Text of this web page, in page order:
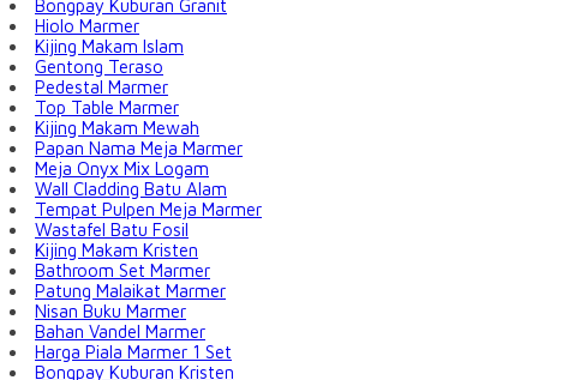
Bongpay Kuburan Granit
Hiolo Marmer
Kijing Makam Islam
Gentong Teraso
Pedestal Marmer
Top Table Marmer
Kijing Makam Mewah
Papan Nama Meja Marmer
Meja Onyx Mix Logam
Wall Cladding Batu Alam
Tempat Pulpen Meja Marmer
Wastafel Batu Fosil
Kijing Makam Kristen
Bathroom Set Marmer
Patung Malaikat Marmer
Nisan Buku Marmer
Bahan Vandel Marmer
Harga Piala Marmer 1 Set
Bongpay Kuburan Kristen